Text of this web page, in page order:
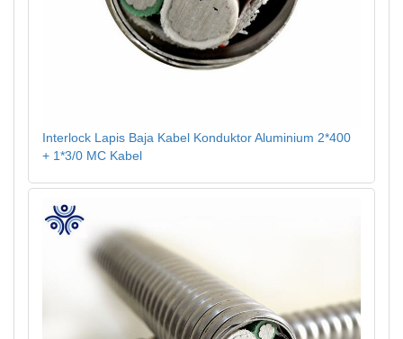
Interlock Lapis Baja Kabel Konduktor Aluminium 2*400
+ 1*3/0 MC Kabel